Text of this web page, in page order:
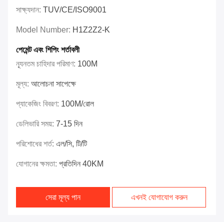
সাক্ষ্যদান: TUV/CE/ISO9001
Model Number: H1Z2Z2-K
পেমেন্ট এবং শিপিং শর্তাবলী
ন্যূনতম চাহিদার পরিমাণ: 100M
মূল্য: আলোচনা সাপেক্ষে
প্যাকেজিং বিবরণ: 100M/রোল
ডেলিভারি সময়: 7-15 দিন
পরিশোধের শর্ত: এল/সি, টি/টি
যোগানের ক্ষমতা: প্রতিদিন 40KM
সেরা মূল্য পান এখনই যোগাযোগ করুন